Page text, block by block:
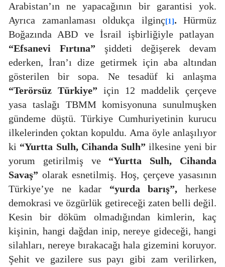
Arabistan’ın ne yapacağının bir garantisi yok.
Ayrıca zamanlaması oldukça ilginç[1]. Hürmüz
Boğazında ABD ve İsrail işbirliğiyle patlayan
“Efsanevi Fırtına” şiddeti değişerek devam
ederken, İran’ı dize getirmek için aba altından
gösterilen bir sopa. Ne tesadüf ki anlaşma
“Terörsüz Türkiye” için 12 maddelik çerçeve
yasa taslağı TBMM komisyonuna sunulmuşken
gündeme düştü. Türkiye Cumhuriyetinin kurucu
ilkelerinden çoktan kopuldu. Ama öyle anlaşılıyor
ki “Yurtta Sulh, Cihanda Sulh” ilkesine yeni bir
yorum getirilmiş ve “Yurtta Sulh, Cihanda
Savaş” olarak esnetilmiş. Hoş, çerçeve yasasının
Türkiye’ye ne kadar “yurda barış”, herkese
demokrasi ve özgürlük getireceği zaten belli değil.
Kesin bir döküm olmadığından kimlerin, kaç
kişinin, hangi dağdan inip, nereye gideceği, hangi
silahları, nereye bırakacağı hala gizemini koruyor.
Şehit ve gazilere sus payı gibi zam verilirken,